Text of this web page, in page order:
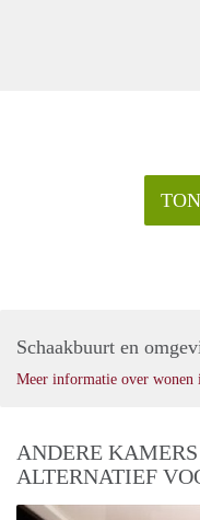
Schaakbuurt en
Meer informatie over wonen
ANDERE
ALTERNATIEF